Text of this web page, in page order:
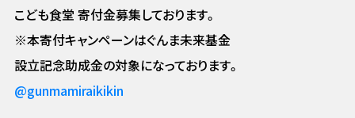
こども食堂 寄付金募集しております。
※本寄付キャンペーンはぐんま未来基金
設立記念助成金の対象になっております。
@gunmamiraikikin